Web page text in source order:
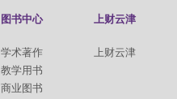
图书中心
学术著作
教学用书
商业图书
上财云津
上财云津